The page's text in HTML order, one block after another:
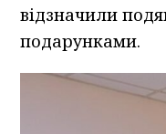
відзначили
подарунками.